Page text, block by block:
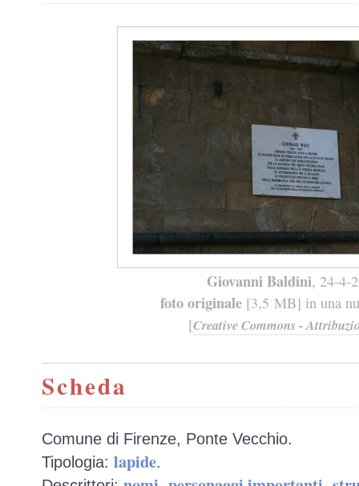
Giovanni Baldini, 24-4-
foto originale[3,5 MB] in una
[Creative Commons -
Scheda
Comune di Firenze, Ponte Vecchio.
Tipologia: lapide.